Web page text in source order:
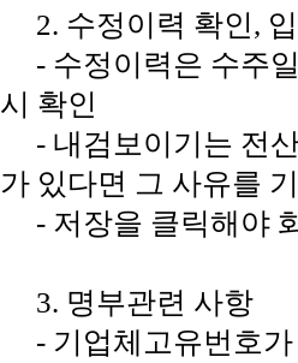
2. 수정이력 확인,
- 수정이력은 수주일
시 확인
- 내검보이기는 전
가 있다면 그 사유를
- 저장을 클릭해야
3. 명부관련 사항
- 기업체고유번호가